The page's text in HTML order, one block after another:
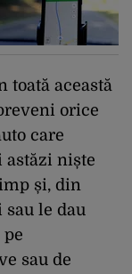
toată această
orice
care
astăzi niște
și, din
sau le dau
sau de